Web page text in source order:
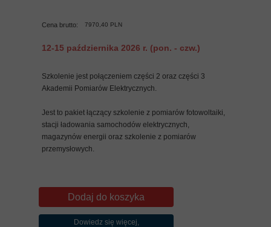
Cena brutto:
Dowiedz się więcej,
Dodaj do koszyka
12-15 października 2026 r. (pon. - czw.)
Szkolenie jest połączeniem części 2 oraz części 3
Akademii Pomiarów Elektrycznych.
Jest to pakiet łączący szkolenie z pomiarów fotowoltaiki,
stacji ładowania samochodów elektrycznych,
magazynów energii oraz szkolenie z pomiarów
przemysłowych.
7970,40 PLN